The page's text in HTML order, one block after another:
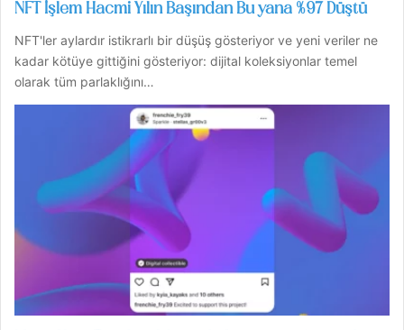
NFT İşlem Hacmi Yılın Başından Bu yana %97 Düştü
NFT'ler aylardır istikrarlı bir düşüş gösteriyor ve yeni veriler ne
kadar kötüye gittiğini gösteriyor: dijital koleksiyonlar temel
olarak tüm parlaklığını…